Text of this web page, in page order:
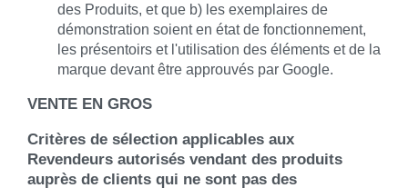
des Produits, et que b) les exemplaires de
démonstration soient en état de fonctionnement,
les présentoirs et l'utilisation des éléments et de la
marque devant être approuvés par Google.
VENTE EN GROS
Critères de sélection applicables aux
Revendeurs autorisés vendant des produits
auprès de clients qui ne sont pas des